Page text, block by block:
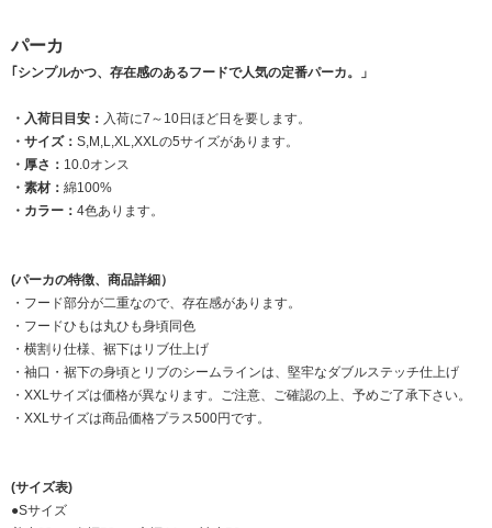
パーカ
｢シンプルかつ、存在感のあるフードで人気の定番パーカ。」
・入荷日目安： 入荷に7～10日ほど日を要します。
・サイズ： S,M,L,XL,XXLの5サイズがあります。
・厚さ： 10.0オンス
・素材： 綿100%
・カラー： 4色あります。
(パーカの特徴、商品詳細）
・フード部分が二重なので、存在感があります。
・フードひもは丸ひも身頃同色
・横割り仕様、裾下はリブ仕上げ
・袖口・裾下の身頃とリブのシームラインは、堅牢なダブルステッチ仕上げ
・XXLサイズは価格が異なります。ご注意、ご確認の上、予めご了承下さい。
・XXLサイズは商品価格プラス500円です。
(サイズ表)
●Sサイズ